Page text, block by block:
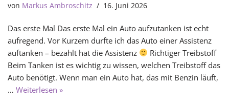
von Markus Ambroschitz 16. Juni 2026
Das erste Mal Das erste Mal ein Auto aufzutanken ist echt
aufregend. Vor Kurzem durfte ich das Auto einer Assistenz
auftanken – bezahlt hat die Assistenz
Richtiger Treibstoff
Beim Tanken ist es wichtig zu wissen, welchen Treibstoff das
Auto benötigt. Wenn man ein Auto hat, das mit Benzin läuft,
… Weiterlesen »